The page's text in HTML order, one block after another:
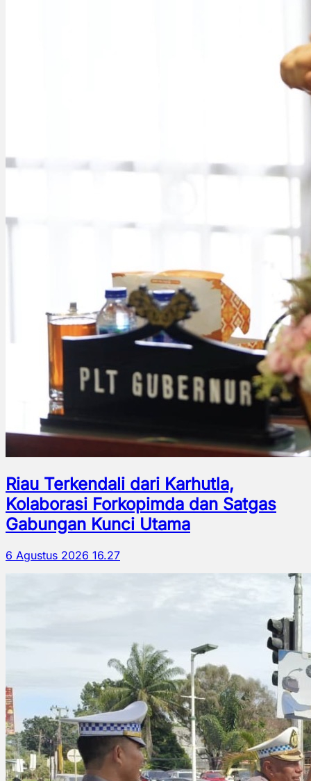
Riau Terkendali dari Karhutla,
Kolaborasi Forkopimda dan Satgas
Gabungan Kunci Utama
6 Agustus 2026 16.27